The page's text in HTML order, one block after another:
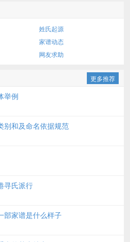
姓氏起源
家谱动态
网友求助
更多推荐
举例
别和及命名依据规范
寻氏派行
部家谱是什么样子